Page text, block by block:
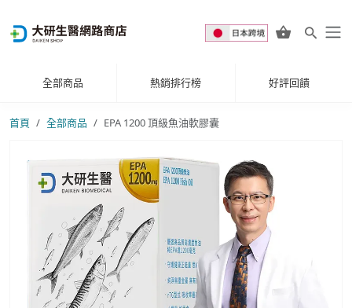
全部商品 熱銷排行榜 好評回饋
首頁 全部商品 EPA 1200 頂級魚油軟膠囊